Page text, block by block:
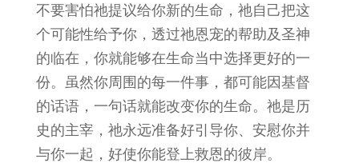
不要害怕祂提议给你新的生命，祂自己把这
个可能性给予你，透过祂恩宠的帮助及圣神
的临在，你就能够在生命当中选择更好的一
份。虽然你周围的每一件事，都可能因基督
的话语，一句话就能改变你的生命。祂是历
史的主宰，祂永远准备好引导你、安慰你并
与你一起，好使你能登上救恩的彼岸。